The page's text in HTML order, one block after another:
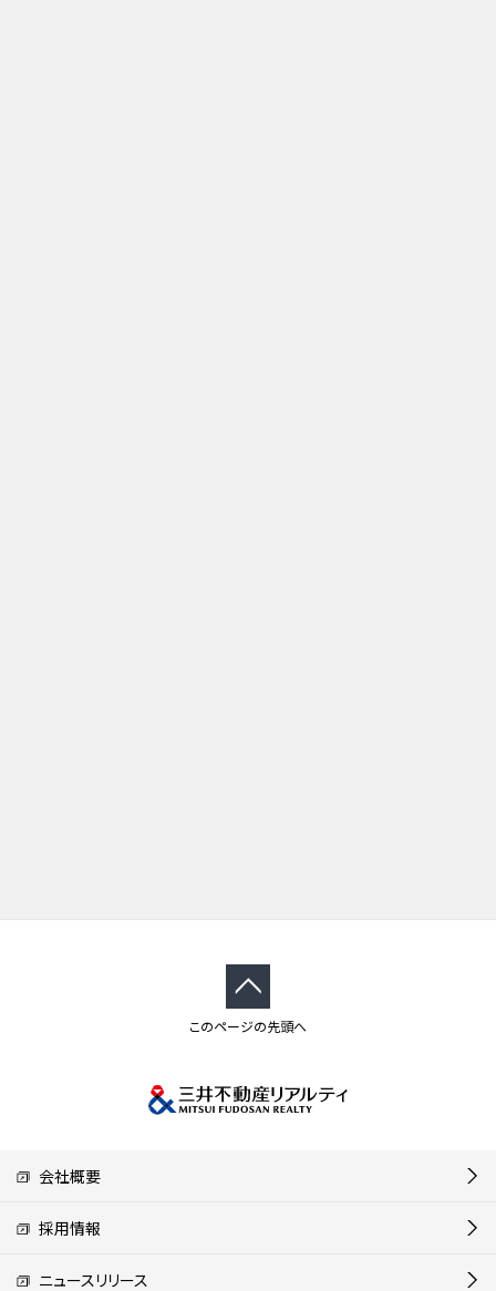
このページの先頭へ
会社概要
採用情報
ニュースリリース